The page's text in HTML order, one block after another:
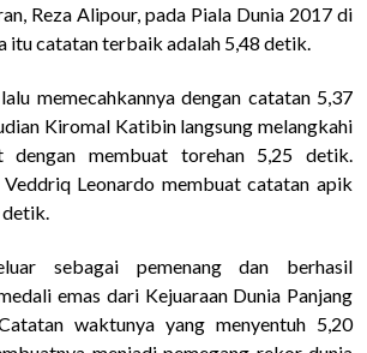
Reza Alipour, pada Piala Dunia 2017 di
itu catatan terbaik adalah 5,48 detik.
memecahkannya dengan catatan 5,37
Kiromal Katibin langsung melangkahi
dengan membuat torehan 5,25 detik.
Leonardo membuat catatan apik
sebagai pemenang dan berhasil
emas dari Kejuaraan Dunia Panjang
waktunya yang menyentuh 5,20